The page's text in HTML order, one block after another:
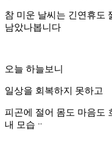
참 미운 날씨는 긴연휴도
남았나봅니다
오늘 하늘보니
일상을 회복하지 못하고
피곤에 절어 몸도 마음도
내 모습ᆢ